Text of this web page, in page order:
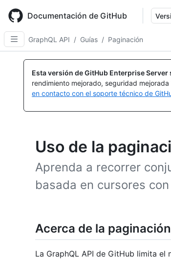
main
content
Documentación de GitHub
GraphQL API / Guías / Paginación
Esta versión de GitHub Enterprise
rendimiento mejorado, seguridad
en contacto con el soporte técnico de
Uso de la
Aprenda a recorrer
basada en cursores con
Acerca de la paginación
La GraphQL API de GitHub limita el